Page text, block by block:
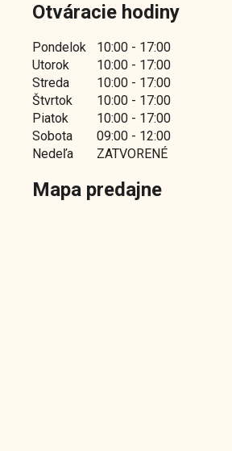
Otváracie hodiny
Pondelok
10:00 - 17:00
Utorok
10:00 - 17:00
Streda
10:00 - 17:00
Štvrtok
10:00 - 17:00
Piatok
10:00 - 17:00
Sobota
09:00 - 12:00
Nedeľa
ZATVORENÉ
Mapa predajne